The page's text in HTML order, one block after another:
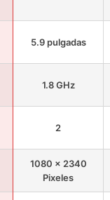
5.9 pulgadas
1.8 GHz
2
1080 x 2340
Pixeles